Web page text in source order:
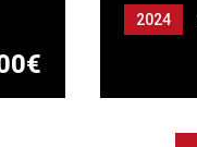
2024